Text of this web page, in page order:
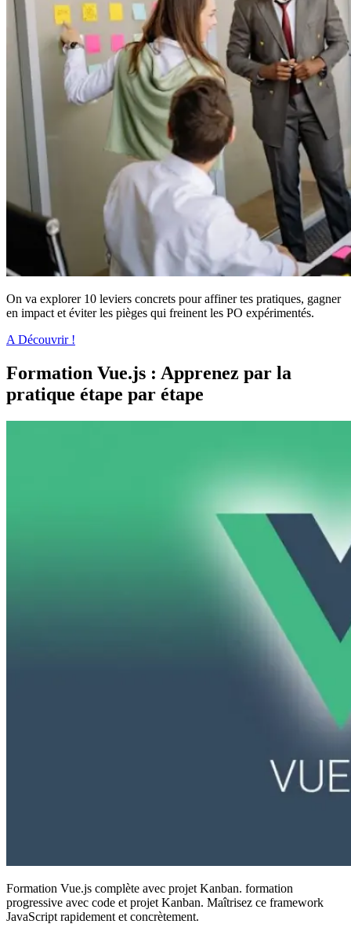
On va explorer 10 leviers concrets pour affiner tes pratiques, gagner
en impact et éviter les pièges qui freinent les PO expérimentés.
A Découvrir !
Formation Vue.js : Apprenez par la
pratique étape par étape
Formation Vue.js complète avec projet Kanban. formation
progressive avec code et projet Kanban. Maîtrisez ce framework
JavaScript rapidement et concrètement.